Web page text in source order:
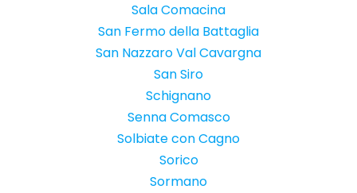
Sala Comacina
San Fermo della Battaglia
San Nazzaro Val Cavargna
San Siro
Schignano
Senna Comasco
Solbiate con Cagno
Sorico
Sormano